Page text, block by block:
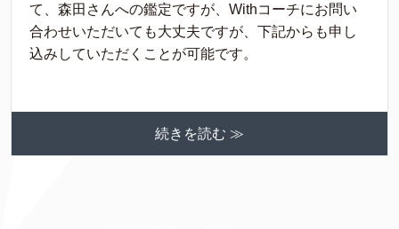
て、森田さんへの鑑定ですが、Withコーチにお問い
合わせいただいても大丈夫ですが、下記からも申し
込みしていただくことが可能です。
続きを読む ≫